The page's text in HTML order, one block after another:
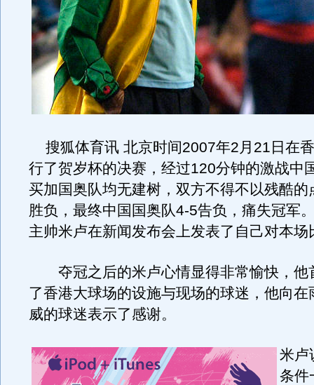
搜狐体育讯 北京时间2007年2月21日在
行了贺岁杯的决赛，经过120分钟的激战中
买加国奥队均无建树，双方不得不以残酷的
胜负，最终中国国奥队4-5告负，痛失冠军
主帅米卢在新闻发布会上发表了自己对本场
夺冠之后的米卢心情显得非常愉快，他
了香港大球场的设施与现场的球迷，他向在
威的球迷表示了感谢。
米卢
条件